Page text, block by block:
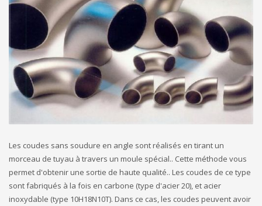
Les coudes sans soudure en angle sont réalisés en tirant un
morceau de tuyau à travers un moule spécial.. Cette méthode vous
permet d'obtenir une sortie de haute qualité.. Les coudes de ce type
sont fabriqués à la fois en carbone (type d'acier 20), et acier
inoxydable (type 10H18N10T). Dans ce cas, les coudes peuvent avoir